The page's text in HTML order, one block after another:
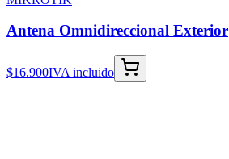
Antena Omnidireccional Exterior
$16.900IVA incluido